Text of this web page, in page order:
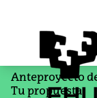
Anteproyecto
Tu propuesta